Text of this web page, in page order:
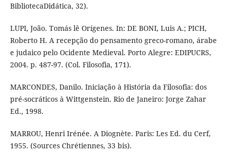
BibliotecaDidática, 32).
LUPI, João. Tomás lê Orígenes. In: DE BONI, Luis A.; PICH,
Roberto H. A recepção do pensamento greco-romano, árabe
e judaico pelo Ocidente Medieval. Porto Alegre: EDIPUCRS,
2004. p. 487-97. (Col. Filosofia, 171).
MARCONDES, Danilo. Iniciação à História da Filosofia: dos
pré-socráticos à Wittgenstein. Rio de Janeiro: Jorge Zahar
Ed., 1998.
MARROU, Henri Irénée. A Diognète. Paris: Les Ed. du Cerf,
1955. (Sources Chrétiennes, 33 bis).